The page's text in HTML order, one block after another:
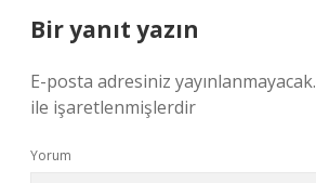
Bir yanıt yazın
E-posta adresiniz yayınlanmayacak.
ile işaretlenmişlerdir
Yorum